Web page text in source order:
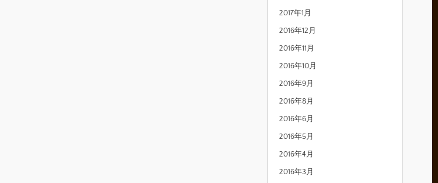
2017年1月
2016年12月
2016年11月
2016年10月
2016年9月
2016年8月
2016年6月
2016年5月
2016年4月
2016年3月